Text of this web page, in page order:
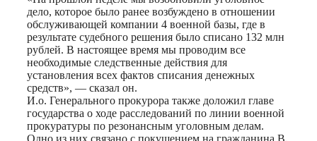
дело, которое было ранее возбуждено в отношении
обслуживающей компании 4 военной базы, где в
результате судебного решения было списано 132 млн
рублей. В настоящее время мы проводим все
необходимые следственные действия для
установления всех фактов списания денежных
средств», — сказал он.
И.о. Генерального прокурора также доложил главе
государства о ходе расследований по линии военной
прокуратуры по резонансным уголовным делам.
Одно из них связано с покушением на гражданина В.